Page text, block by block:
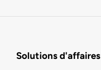
Solutions d'affaires